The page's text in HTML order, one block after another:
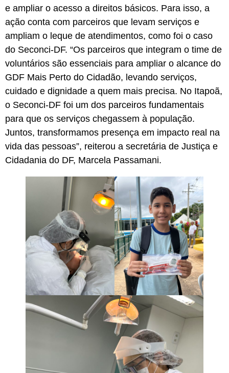
e ampliar o acesso a direitos básicos. Para isso, a
ação conta com parceiros que levam serviços e
ampliam o leque de atendimentos, como foi o caso
do Seconci-DF. “Os parceiros que integram o time de
voluntários são essenciais para ampliar o alcance do
GDF Mais Perto do Cidadão, levando serviços,
cuidado e dignidade a quem mais precisa. No Itapoã,
o Seconci-DF foi um dos parceiros fundamentais
para que os serviços chegassem à população.
Juntos, transformamos presença em impacto real na
vida das pessoas”, reiterou a secretária de Justiça e
Cidadania do DF, Marcela Passamani.